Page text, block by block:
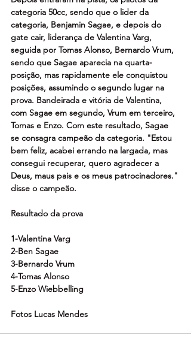
categoria 50cc, sendo que o lider da
categoria, Benjamin Sagae, e depois do
gate cair, liderança de Valentina Varg,
seguida por Tomas Alonso, Bernardo Vrum,
sendo que Sagae aparecia na quarta-
posição, mas rapidamente ele conquistou
posições, assumindo o segundo lugar na
prova. Bandeirada e vitória de Valentina,
com Sagae em segundo, Vrum em terceiro,
Tomas e Enzo. Com este resultado, Sagae
se consagra campeão da categoria. "Estou
bem feliz, acabei errando na largada, mas
consegui recuperar, quero agradecer a
Deus, maus pais e os meus patrocinadores."
disse o campeão.
Resultado da prova
1-Valentina Varg
2-Ben Sagae
3-Bernardo Vrum
4-Tomas Alonso
5-Enzo Wiebbelling
Fotos Lucas Mendes